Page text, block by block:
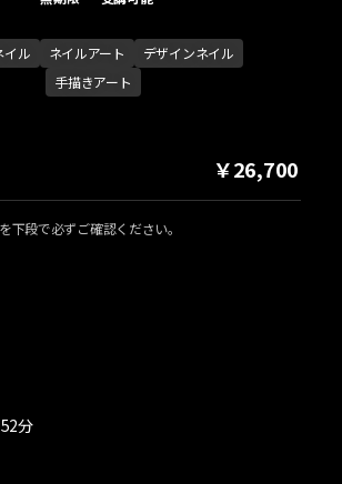
イル ネイルアート
デザインネイル
手描きアート
分
￥26,700
下段で必ずご確認ください。